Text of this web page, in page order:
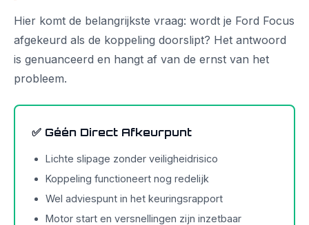
Hier komt de belangrijkste vraag: wordt je Ford Focus
afgekeurd als de koppeling doorslipt? Het antwoord
is genuanceerd en hangt af van de ernst van het
probleem.
✅ Géén Direct Afkeurpunt
Lichte slipage zonder veiligheidrisico
Koppeling functioneert nog redelijk
Wel adviespunt in het keuringsrapport
Motor start en versnellingen zijn inzetbaar